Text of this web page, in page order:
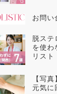
お問い
脱ステ
を使わ
リスト
【写
元気に